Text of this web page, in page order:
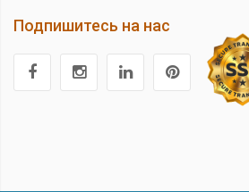
Подпишитесь на нас